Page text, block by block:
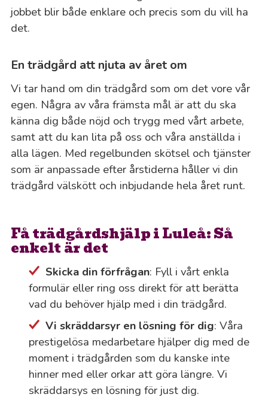
jobbet blir både enklare och precis som du vill ha
det.
En trädgård att njuta av året om
Vi tar hand om din trädgård som om det vore vår
egen. Några av våra främsta mål är att du ska
känna dig både nöjd och trygg med vårt arbete,
samt att du kan lita på oss och våra anställda i
alla lägen. Med regelbunden skötsel och tjänster
som är anpassade efter årstiderna håller vi din
trädgård välskött och inbjudande hela året runt.
Få trädgårdshjälp i Luleå: Så
enkelt är det
Skicka din förfrågan: Fyll i vårt enkla
formulär eller ring oss direkt för att berätta
vad du behöver hjälp med i din trädgård.
Vi skräddarsyr en lösning för dig: Våra
prestigelösa medarbetare hjälper dig med de
moment i trädgården som du kanske inte
hinner med eller orkar att göra längre. Vi
skräddarsys en lösning för just dig.